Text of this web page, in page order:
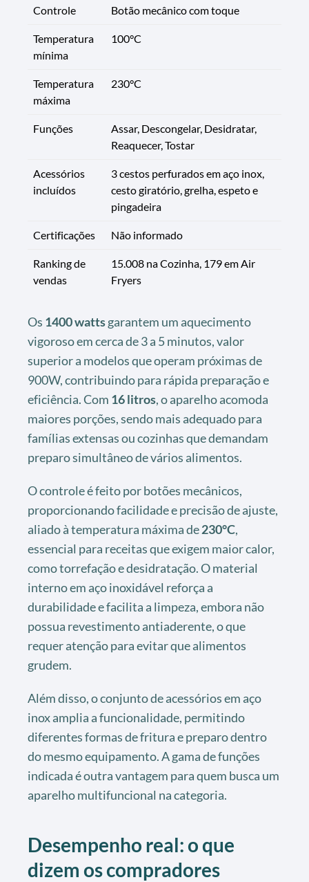
Controle Botão mecânico com toque
Temperatura
mínima
100°C
Temperatura
máxima
230°C
Funções
Assar, Descongelar, Desidratar,
Reaquecer, Tostar
Acessórios
incluídos
3 cestos perfurados em aço inox,
cesto giratório, grelha, espeto e
pingadeira
Certificações Não informado
Ranking de
vendas
15.008 na Cozinha, 179 em Air
Fryers
Os 1400 wattsgarantem um aquecimento
vigoroso em cerca de 3 a 5 minutos, valor
superior a modelos que operam próximas de
900W, contribuindo para rápida preparação e
eficiência. Com 16 litros, o aparelho acomoda
maiores porções, sendo mais adequado para
famílias extensas ou cozinhas que demandam
preparo simultâneo de vários alimentos.
O controle é feito por botões mecânicos,
proporcionando facilidade e precisão de ajuste,
aliado à temperatura máxima de230°C,
essencial para receitas que exigem maior calor,
como torrefação e desidratação. O material
interno em aço inoxidável reforça a
durabilidade e facilita a limpeza, embora não
possua revestimento antiaderente, o que
requer atenção para evitar que alimentos
grudem.
Além disso, o conjunto de acessórios em aço
inox amplia a funcionalidade, permitindo
diferentes formas de fritura e preparo dentro
do mesmo equipamento. A gama de funções
indicada é outra vantagem para quem busca um
aparelho multifuncional na categoria.
Desempenho real: o que
dizem os compradores